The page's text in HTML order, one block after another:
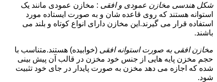
شکل هندسی مخازن عمودی و افقی : مخازن عمودی مانند یک
استوانه هستند که روی قاعده شان و به صورت ایستاده مورد
استفاده قرار می گیرند.این مخازن دارای انواع کوتاه و بلند می
باشند.
مخازن افقی به صورت استوانه افقی (خوابیده) هستند.متناسب با
حجم مخزن پایه هایی از جنس خود مخزن در قالب آن پیش بینی
شده که اجازه می دهد مخزن به صورت پایدار در جای خود تثبیت
شود.